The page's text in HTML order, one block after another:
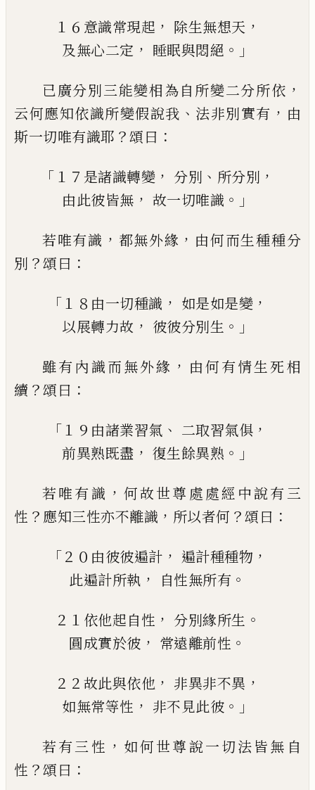
１６ 意識常現起 ， 除生無想天 ，
及無心二定 ， 睡眠與悶絕 。」
已廣分別三能變相為自所變二分所依 ，
云何應知依識所變假說我 、 法非別實有 ， 由
斯一切唯有識耶 ？頌曰 ：
「 １７是諸識轉變 ， 分別 、 所分別 ，
由此彼皆無 ， 故一切唯識 。」
若唯有識 ， 都無外緣 ， 由何而生種種分
別 ？頌曰 ：
「１８由一切種識 ， 如是如是變 ，
以展轉力故 ， 彼彼分別生 。」
雖有內識而無外緣 ， 由何有情生死相
續 ？頌曰 ：
「１９由諸業習氣 、 二取習氣俱 ，
前異熟既盡 ， 復生餘異熟 。」
若唯有識 ， 何故世尊處處經中說有三
性 ？ 應知三性亦不離識 ， 所以者何 ？頌曰 ：
「２０由彼彼遍計 ， 遍計種種物 ，
此遍計所執 ， 自性無所有 。
２１ 依他起自性 ， 分別緣所生 。
圓成實於彼 ， 常遠離前性 。
２２故此與依他 ， 非異非不異 ，
如無常等性 ， 非不見此彼 。」
若有三性 ， 如何世尊說一切法皆無自
性 ？頌曰 ：